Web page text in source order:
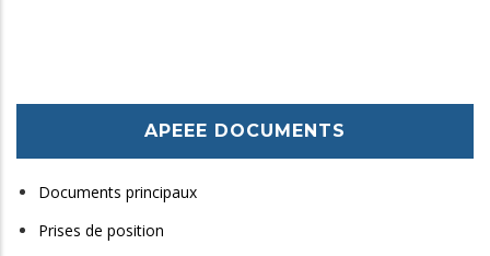
APEEE DOCUMENTS
Documents principaux
Prises de position